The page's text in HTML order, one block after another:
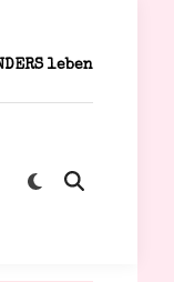
leben
Zu
Suche